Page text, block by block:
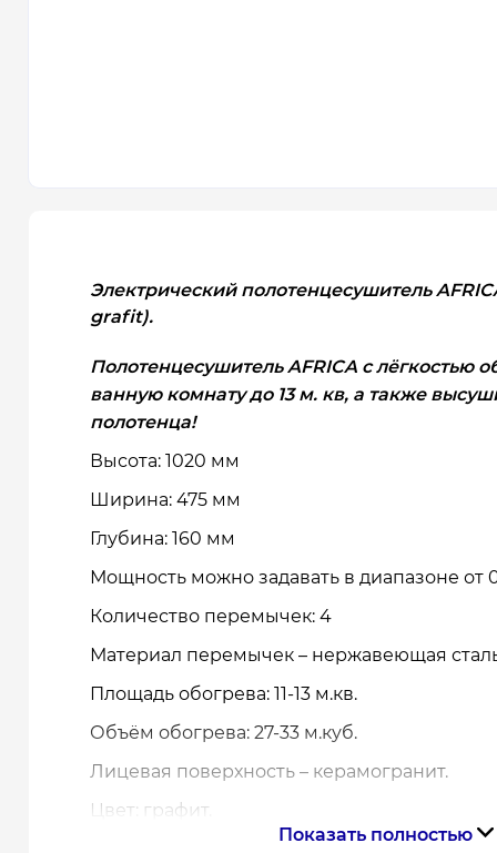
Электрический полотенцесушитель
grafit).
Полотенцесушитель AFRICA с лёгкостью
ванную комнату до 13 м. кв, а также
полотенца!
Высота: 1020 мм
Ширина: 475 мм
Глубина: 160 мм
Мощность можно задавать в диапазоне от
Количество перемычек: 4
Материал перемычек – нержавеющая
Площадь обогрева: 11-13 м.кв.
Объём обогрева: 27-33 м.куб.
Лицевая поверхность – керамогранит.
Цвет: графит.
Показать полностью